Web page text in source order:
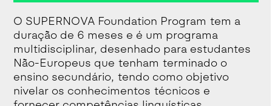
O SUPERNOVA Foundation Program tem a
duração de 6 meses e é um programa
multidisciplinar, desenhado para estudantes
Não-Europeus que tenham terminado o
ensino secundário, tendo como objetivo
nivelar os conhecimentos técnicos e